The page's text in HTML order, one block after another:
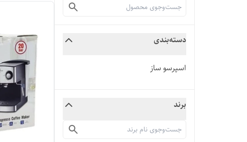
دسته‌بندی
اسپرسو ساز
برند